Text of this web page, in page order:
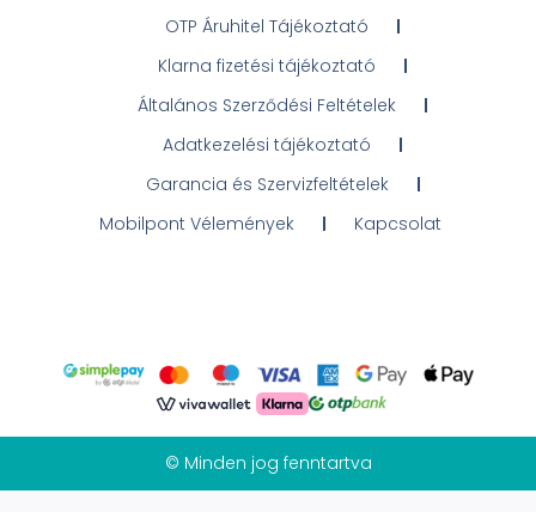
OTP Áruhitel Tájékoztató
Klarna fizetési tájékoztató
Általános Szerződési Feltételek
Adatkezelési tájékoztató
Garancia és Szervizfeltételek
Mobilpont Vélemények
Kapcsolat
© Minden jog fenntartva